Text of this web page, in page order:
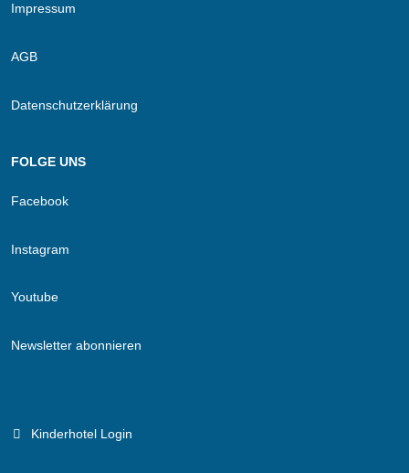
Impressum
AGB
Datenschutzerklärung
FOLGE UNS
Facebook
Instagram
Youtube
Newsletter abonnieren
Kinderhotel Login